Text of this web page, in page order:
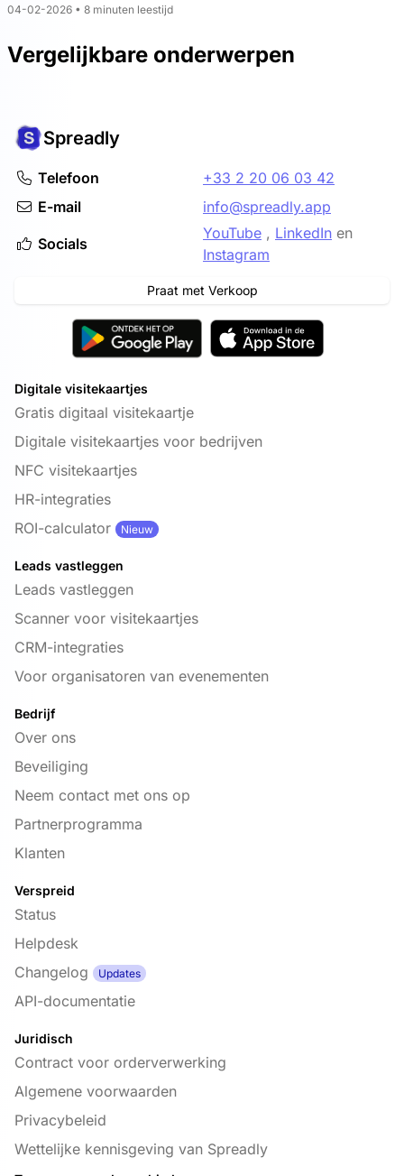
04-02-2026 • 8 minuten leestijd
Vergelijkbare onderwerpen
Spreadly
Telefoon
+33 2 20 06 03 42
E-mail
info@spreadly.app
Socials
YouTube , LinkedIn en
Instagram
Praat met Verkoop
Digitale visitekaartjes
Gratis digitaal visitekaartje
Digitale visitekaartjes voor bedrijven
NFC visitekaartjes
HR-integraties
ROI-calculator
Nieuw
Leads vastleggen
Leads vastleggen
Scanner voor visitekaartjes
CRM-integraties
Voor organisatoren van evenementen
Bedrijf
Over ons
Beveiliging
Neem contact met ons op
Partnerprogramma
Klanten
Verspreid
Status
Helpdesk
Changelog
Updates
API-documentatie
Juridisch
Contract voor orderverwerking
Algemene voorwaarden
Privacybeleid
Wettelijke kennisgeving van Spreadly